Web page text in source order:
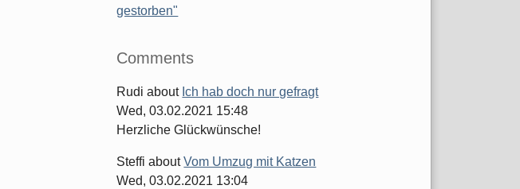
gestorben"
Comments
Rudi about Ich hab doch nur gefragt
Wed, 03.02.2021 15:48
Herzliche Glückwünsche!
Steffi aboutVom Umzug mit Katzen
Wed, 03.02.2021 13:04